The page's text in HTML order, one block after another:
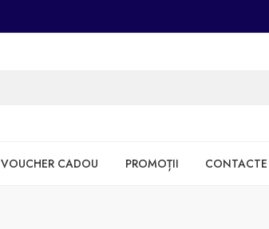
VOUCHER CADOU PROMOȚII CONTACTE